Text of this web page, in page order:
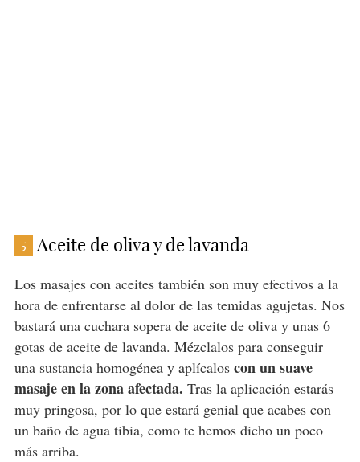
5 Aceite de oliva y de lavanda
Los masajes con aceites también son muy efectivos a la
hora de enfrentarse al dolor de las temidas agujetas. Nos
bastará una cuchara sopera de aceite de oliva y unas 6
gotas de aceite de lavanda. Mézclalos para conseguir
una sustancia homogénea y aplícaloscon un suave
masaje en la zona afectada. Tras la aplicación estarás
muy pringosa, por lo que estará genial que acabes con
un baño de agua tibia, como te hemos dicho un poco
más arriba.